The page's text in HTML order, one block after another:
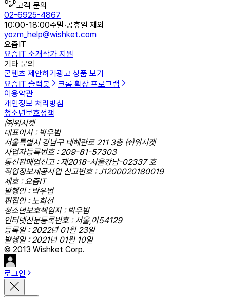
고객 문의
02-6925-4867
10:00-18:00주말·공휴일 제외
yozm_help@wishket.com
요즘IT
요즘IT 소개작가 지원
기타 문의
콘텐츠 제안하기 광고 상품 보기
요즘IT 슬랙봇
크롬 확장 프로그램
이용약관
개인정보 처리방침
청소년보호정책
㈜위시켓
대표이사 : 박우범
서울특별시 강남구 테헤란로 211 3층 ㈜위시켓
사업자등록번호 : 209-81-57303
통신판매업신고 : 제2018-서울강남-02337 호
직업정보제공사업 신고번호 : J1200020180019
제호 : 요즘IT
발행인 : 박우범
편집인 : 노희선
청소년보호책임자 : 박우범
인터넷신문등록번호 : 서울,아54129
등록일 : 2022년 01월 23일
발행일 : 2021년 01월 10일
© 2013 Wishket Corp.
로그인